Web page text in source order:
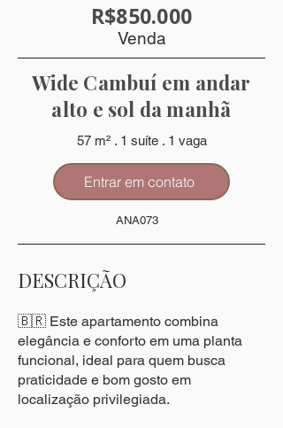
R$850.000
Venda
Wide Cambuí em andar
alto e sol da manhã
57 m² . 1 suíte . 1 vaga
Entrar em contato
ANA073
DESCRIÇÃO
🇧🇷 Este apartamento combina
elegância e conforto em uma planta
funcional, ideal para quem busca
praticidade e bom gosto em
localização privilegiada.